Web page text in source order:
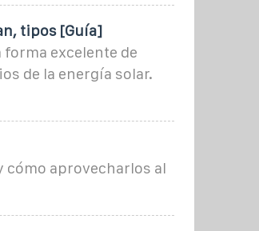
tipos [Guía]
excelente de
de la energía solar.
cómo aprovecharlos al